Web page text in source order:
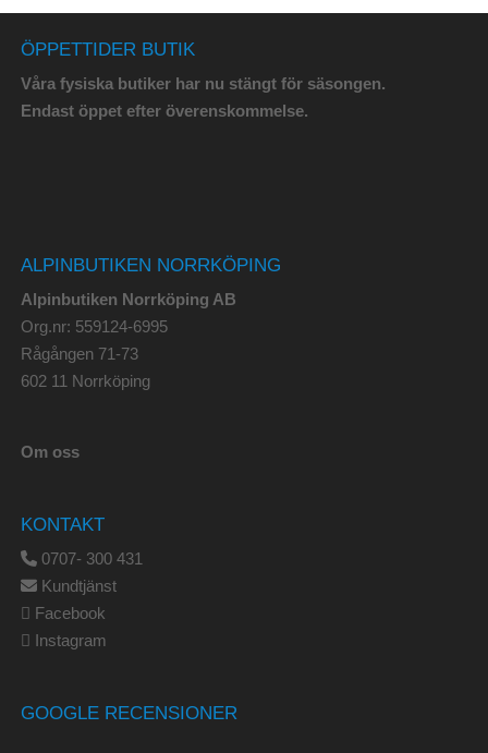
ÖPPETTIDER BUTIK
Våra fysiska butiker har nu stängt för säsongen.
Endast öppet efter överenskommelse.
ALPINBUTIKEN NORRKÖPING
Alpinbutiken Norrköping AB
Org.nr: 559124-6995
Rågången 71-73
602 11 Norrköping
Om oss
KONTAKT
0707- 300 431
Kundtjänst
Facebook
Instagram
GOOGLE RECENSIONER